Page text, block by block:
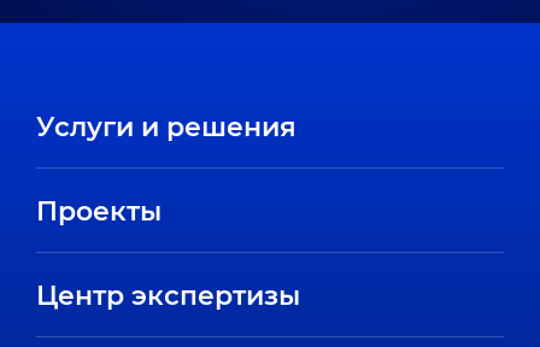
Услуги и решения
Проекты
Центр экспертизы